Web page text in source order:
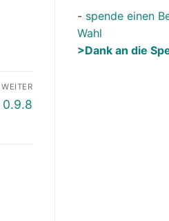
WEITER
0.9.8
- spende einen
Wahl
>Dank an die